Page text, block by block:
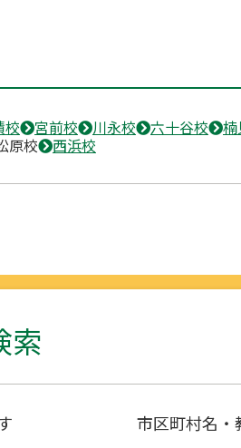
校 宮前校 川永校 六十谷校 楠
原校 西浜校
索
市区町村名・